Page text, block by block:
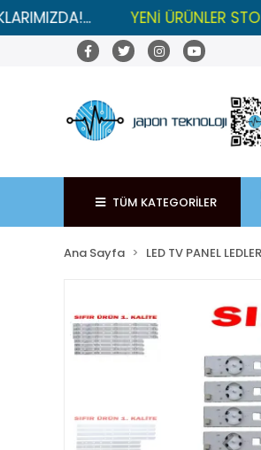
YENİ ÜRÜNLER
TÜM KATEGORİLER
Ana Sayfa LED TV PANEL